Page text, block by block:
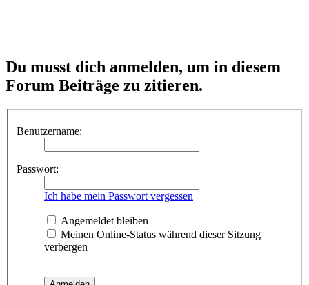
Du musst dich anmelden, um in diesem
Forum Beiträge zu zitieren.
Benutzername:
Passwort:
Ich habe mein Passwort vergessen
Angemeldet bleiben
Meinen Online-Status während dieser Sitzung
verbergen